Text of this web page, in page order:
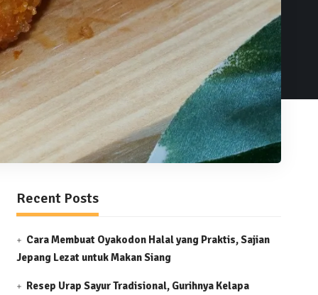
Recent Posts
Cara Membuat Oyakodon Halal yang Praktis, Sajian
Jepang Lezat untuk Makan Siang
Resep Urap Sayur Tradisional, Gurihnya Kelapa